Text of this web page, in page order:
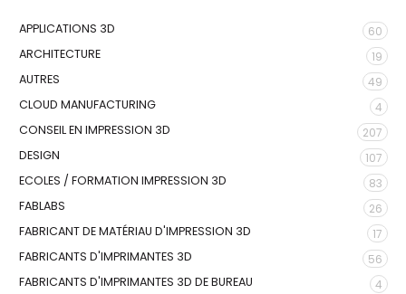
APPLICATIONS 3D
60
ARCHITECTURE
19
AUTRES
49
CLOUD MANUFACTURING
4
CONSEIL EN IMPRESSION 3D
207
DESIGN
107
ECOLES / FORMATION IMPRESSION 3D
83
FABLABS
26
FABRICANT DE MATÉRIAU D'IMPRESSION 3D
17
FABRICANTS D'IMPRIMANTES 3D
56
FABRICANTS D'IMPRIMANTES 3D DE BUREAU
4